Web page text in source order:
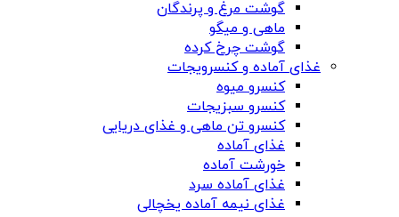
گوشت مرغ و پرندگان
ماهی و میگو
گوشت چرخ کرده
غذای آماده و کنسرویجات
کنسرو میوه
کنسرو سبزیجات
کنسرو تن ماهی و غذای دریایی
غذای آماده
خورشت آماده
غذای آماده سرد
غذای نیمه آماده یخچالی